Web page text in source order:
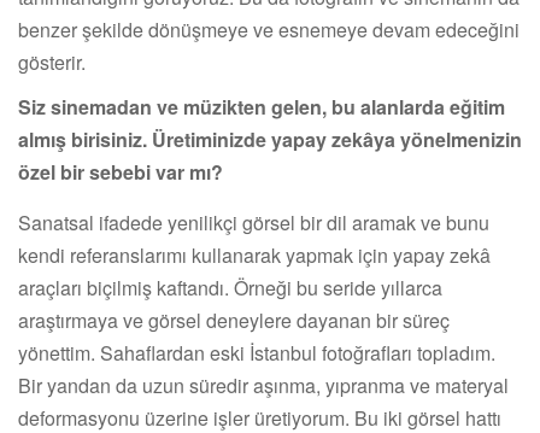
benzer şekilde dönüşmeye ve esnemeye devam edeceğini
gösterir.
Siz sinemadan ve müzikten gelen, bu alanlarda eğitim
almış birisiniz. Üretiminizde yapay zekâya yönelmenizin
özel bir sebebi var mı?
Sanatsal ifadede yenilikçi görsel bir dil aramak ve bunu
kendi referanslarımı kullanarak yapmak için yapay zekâ
araçları biçilmiş kaftandı. Örneği bu seride yıllarca
araştırmaya ve görsel deneylere dayanan bir süreç
yönettim. Sahaflardan eski İstanbul fotoğrafları topladım.
Bir yandan da uzun süredir aşınma, yıpranma ve materyal
deformasyonu üzerine işler üretiyorum. Bu iki görsel hattı